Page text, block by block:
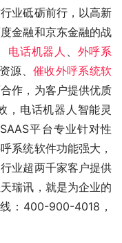
业砥砺前行，以高新
金融和京东金融的战
电话机器人 、 外呼系
资源、 催收外呼系统软
作，为客户提供优质
，电话机器人智能灵
平台专业针对性
系统软件功能强大，
业超两千家客户提供
瑞讯，就是为企业的
：400-900-4018，